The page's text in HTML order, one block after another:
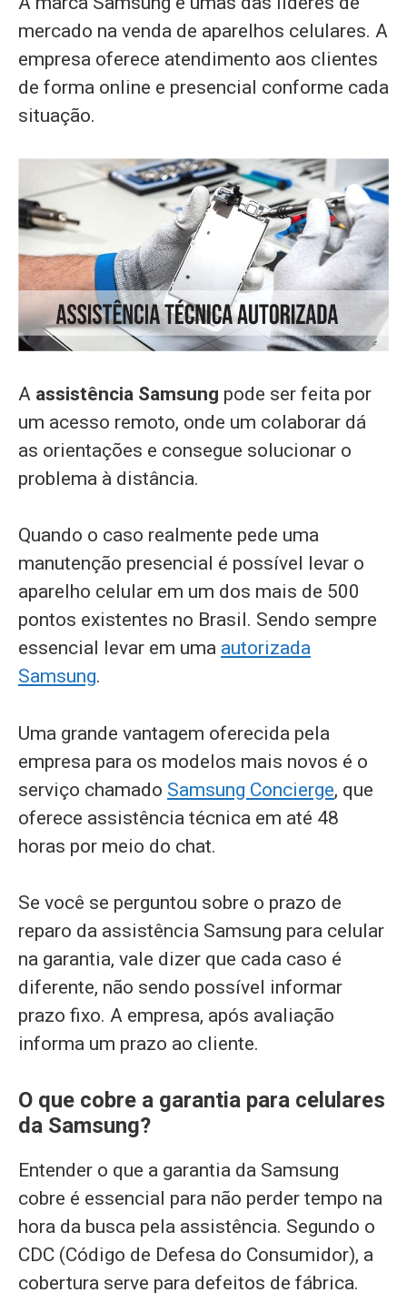
mercado na venda de aparelhos celulares. A
empresa oferece atendimento aos clientes
de forma online e presencial conforme cada
situação.
A assistência Samsung pode ser feita por
um acesso remoto, onde um colaborar dá
as orientações e consegue solucionar o
problema à distância.
Quando o caso realmente pede uma
manutenção presencial é possível levar o
aparelho celular em um dos mais de 500
pontos existentes no Brasil. Sendo sempre
essencial levar em uma autorizada
Samsung.
Uma grande vantagem oferecida pela
empresa para os modelos mais novos é o
serviço chamado Samsung Concierge, que
oferece assistência técnica em até 48
horas por meio do chat.
Se você se perguntou sobre o prazo de
reparo da assistência Samsung para celular
na garantia, vale dizer que cada caso é
diferente, não sendo possível informar
prazo fixo. A empresa, após avaliação
informa um prazo ao cliente.
O que cobre a garantia para celulares
da Samsung?
Entender o que a garantia da Samsung
cobre é essencial para não perder tempo na
hora da busca pela assistência. Segundo o
CDC (Código de Defesa do Consumidor), a
cobertura serve para defeitos de fábrica.